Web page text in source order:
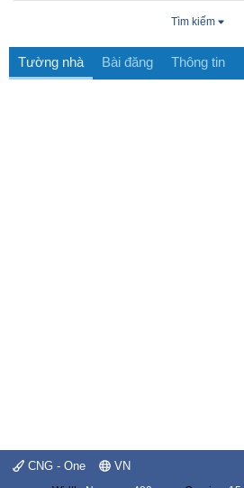
Tìm kiếm
Tường nhà Bài đăng Thông tin
CNG - One VN